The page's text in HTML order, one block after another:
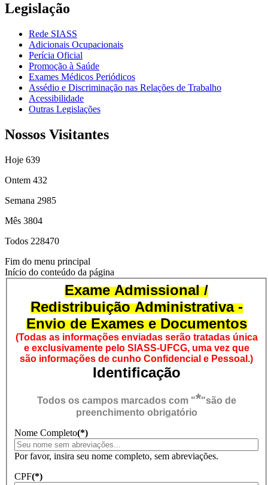
Legislação
Rede SIASS
Adicionais Ocupacionais
Perícia Oficial
Promoção à Saúde
Exames Médicos Periódicos
Assédio e Discriminação nas Relações de Trabalho
Acessibilidade
Outras Legislações
Nossos Visitantes
Hoje 639
Ontem 432
Semana 2985
Mês 3804
Todos 228470
Fim do menu principal
Início do conteúdo da página
Exame Admissional /
Redistribuição Administrativa -
Envio de Exames e Documentos
(Todas as informações enviadas serão tratadas única
e exclusivamente pelo SIASS-UFCG, uma vez que
são informações de cunho Confidencial e Pessoal.)
Identificação
Todos os campos marcados com "*"são de
preenchimento obrigatório
Nome Completo(*)
Por favor, insira seu nome completo, sem abreviações.
CPF(*)